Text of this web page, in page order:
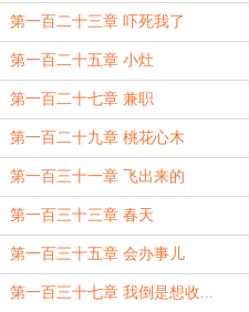
酱万赏加更）
第一百二十三章 吓死我了
第一百二十五章 小灶
第一百二十七章 兼职
第一百二十九章 桃花心木
第一百三十一章 飞出来的
第一百三十三章 春天
第一百三十五章 会办事儿
第一百三十七章 我倒是想收...